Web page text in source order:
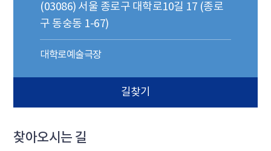
(03086) 서울 종로구 대학로10길 17 (종로
구 동숭동 1-67)
대학로예술극장
길찾기
찾아오시는 길